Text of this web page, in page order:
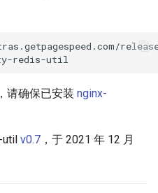
请确保已安装 nginx-
util v0.7 ，于 2021 年 12 月